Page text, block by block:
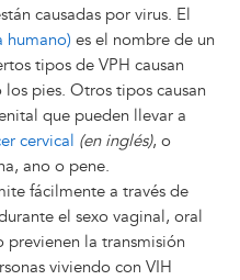
causadas por virus. El
humano) es el nombre de un
tipos de VPH causan
los pies. Otros tipos causan
que pueden llevar a
cervical (en inglés), o
ano o pene.
fácilmente a través de
el sexo vaginal, oral
previenen la transmisión
viviendo con VIH